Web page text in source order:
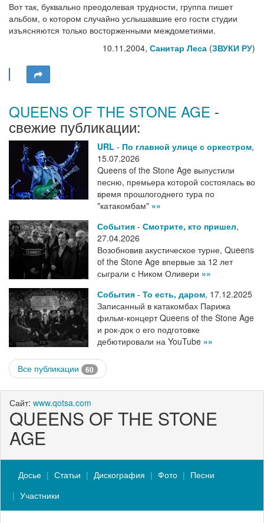
Вот так, буквально преодолевая трудности, группа пишет
альбом, о котором случайно услышавшие его гости студии
изъясняются только восторженными междометиями.
10.11.2004, Санитар Леса (ЗВУКИ РУ)
QUEENS OF THE STONE AGE -
свежие публикации:
URL - По главной улице с оркестром,
15.07.2026
Queens of the Stone Age выпустили
песню, премьера которой состоялась во
время прошлогоднего тура по
"катакомбам" »»
События - Смотрите, кто пришел,
27.04.2026
Возобновив акустическое турне, Queens
of the Stone Age впервые за 12 лет
сыграли с Ником Оливери »»
События - То есть, даром, 17.12.2025
Записанный в катакомбах Парижа
фильм-концерт Queens of the Stone Age
и рок-док о его подготовке
дебютировали на YouTube »»
Все публикации 60
Сайт: www.qotsa.com
QUEENS OF THE STONE
AGE
Досье Статьи Дискография Фото
Песни
Участники